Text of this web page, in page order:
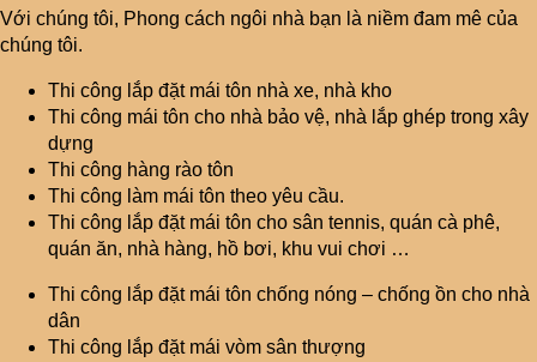
Với chúng tôi, Phong cách ngôi nhà bạn là niềm đam mê của
chúng tôi.
Thi công lắp đặt mái tôn nhà xe, nhà kho
Thi công mái tôn cho nhà bảo vệ, nhà lắp ghép trong xây
dựng
Thi công hàng rào tôn
Thi công làm mái tôn theo yêu cầu.
Thi công lắp đặt mái tôn cho sân tennis, quán cà phê,
quán ăn, nhà hàng, hồ bơi, khu vui chơi …
Thi công lắp đặt mái tôn chống nóng – chống ồn cho nhà
dân
Thi công lắp đặt mái vòm sân thượng